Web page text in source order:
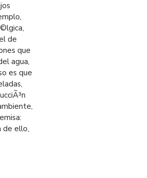
de
que
agua,
es que
de ello,